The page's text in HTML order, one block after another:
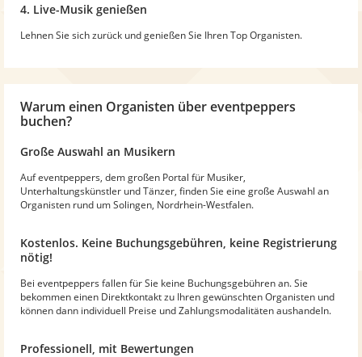
4. Live-Musik genießen
Lehnen Sie sich zurück und genießen Sie Ihren Top Organisten.
Warum einen Organisten über eventpeppers
buchen?
Große Auswahl an Musikern
Auf eventpeppers, dem großen Portal für Musiker,
Unterhaltungskünstler und Tänzer, finden Sie eine große Auswahl an
Organisten rund um Solingen, Nordrhein-Westfalen.
Kostenlos. Keine Buchungsgebühren, keine Registrierung
nötig!
Bei eventpeppers fallen für Sie keine Buchungsgebühren an. Sie
bekommen einen Direktkontakt zu Ihren gewünschten Organisten und
können dann individuell Preise und Zahlungsmodalitäten aushandeln.
Professionell, mit Bewertungen